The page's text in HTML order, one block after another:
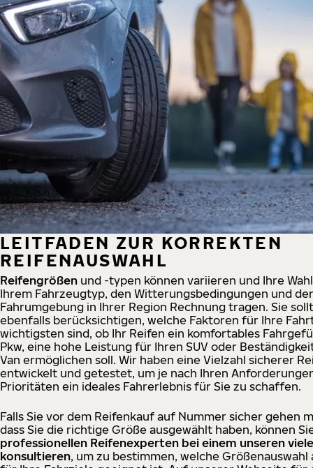
LEITFADEN ZUR KORREKTEN
REIFENAUSWAHL
Reifengrößen und -typen können variieren und Ihre
Ihrem Fahrzeugtyp, den Witterungsbedingungen und
Fahrumgebung in Ihrer Region Rechnung tragen. Sie
ebenfalls berücksichtigen, welche Faktoren für Ihre
wichtigsten sind, ob Ihr Reifen ein komfortables
Pkw, eine hohe Leistung für Ihren SUV oder
Van ermöglichen soll. Wir haben eine Vielzahl sicherer
entwickelt und getestet, um je nach Ihren
Prioritäten ein ideales Fahrerlebnis für Sie zu schaffen.
Falls Sie vor dem Reifenkauf auf Nummer sicher gehen
dass Sie die richtige Größe ausgewählt haben, können
professionellen Reifenexperten bei einem unseren
konsultieren, um zu bestimmen, welche Größenauswahl